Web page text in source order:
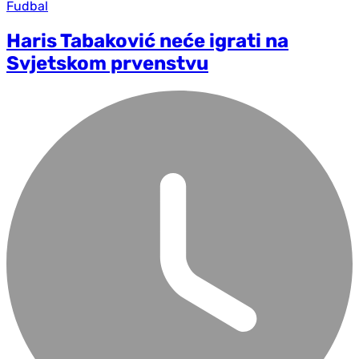
Fudbal
Haris Tabaković neće igrati na
Svjetskom prvenstvu